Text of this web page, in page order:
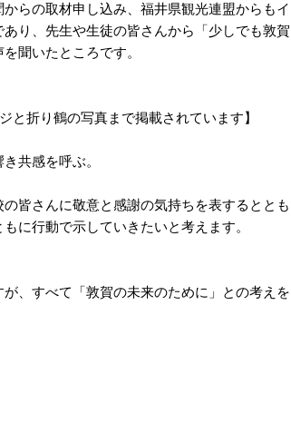
らの取材申し込み、福井県観光連盟からもイ
り、先生や生徒の皆さんから「少しでも敦賀
聞いたところです。
と折り鶴の写真まで掲載されています】
共感を呼ぶ。
皆さんに敬意と感謝の気持ちを表するととも
に行動で示していきたいと考えます。
、すべて「敦賀の未来のために」との考えを